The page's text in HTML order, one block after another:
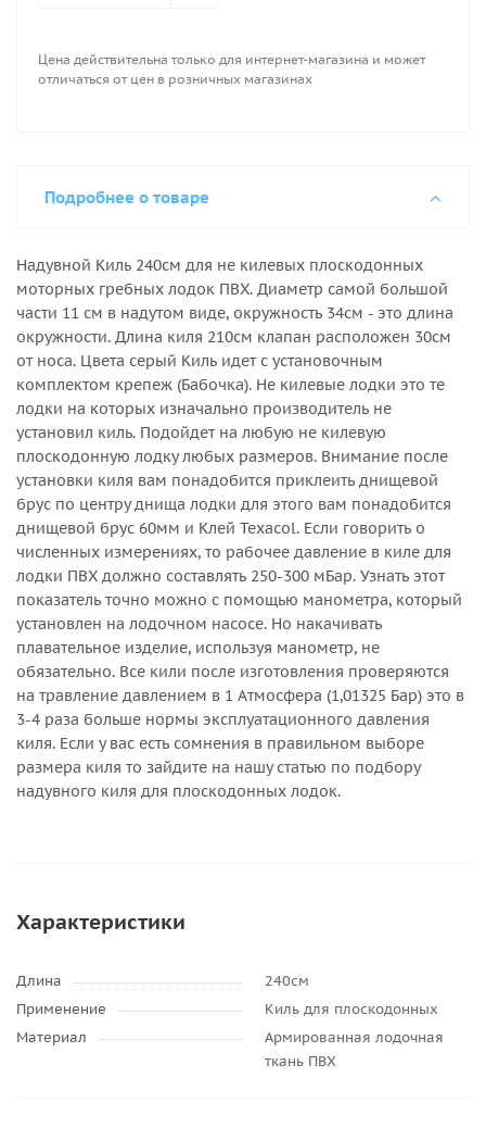
кили после изготовления проверяются на травление
давлением в 1 Атмосфера (1,01325 Бар) это в 3-4 раза
Цена действительна только для интернет-магазина и может
отличаться от цен в розничных магазинах
Подробнее о товаре
Надувной Киль 240см для не килевых плоскодонных
моторных гребных лодок ПВХ. Диаметр самой большой
части 11 см в надутом виде, окружность 34см - это длина
окружности. Длина киля 210см клапан расположен 30см
от носа. Цвета серый Киль идет с установочным
комплектом крепеж (Бабочка). Не килевые лодки это те
лодки на которых изначально производитель не
установил киль. Подойдет на любую не килевую
плоскодонную лодку любых размеров. Внимание после
установки киля вам понадобится приклеить днищевой
брус по центру днища лодки для этого вам понадобится
днищевой брус 60мм и Клей Texacol. Если говорить о
численных измерениях, то рабочее давление в киле для
лодки ПВХ должно составлять 250-300 мБар. Узнать этот
показатель точно можно с помощью манометра, который
установлен на лодочном насосе. Но накачивать
плавательное изделие, используя манометр, не
обязательно. Все кили после изготовления проверяются
на травление давлением в 1 Атмосфера (1,01325 Бар) это в
3-4 раза больше нормы эксплуатационного давления
киля. Если у вас есть сомнения в правильном выборе
размера киля то зайдите на нашу статью по подбору
надувного киля для плоскодонных лодок.
Характеристики
Длина
240см
Применение
Киль для плоскодонных
Материал
Армированная лодочная
ткань ПВХ